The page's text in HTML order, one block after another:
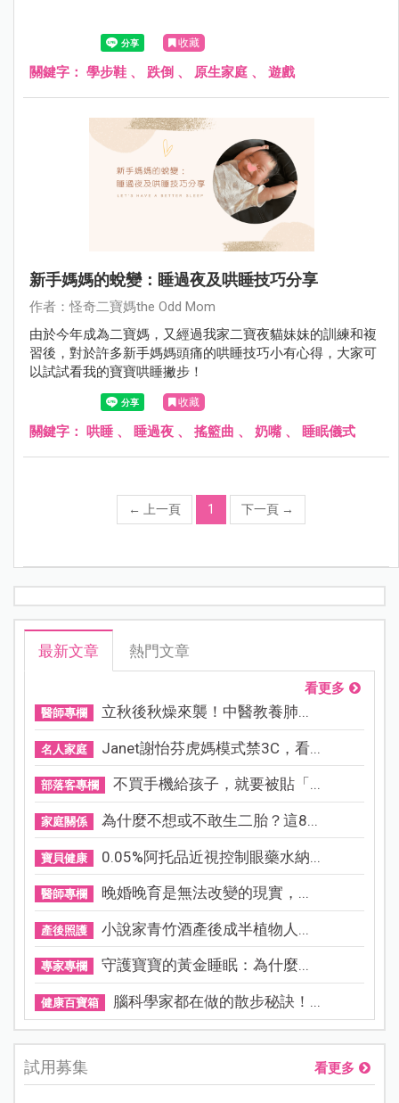
收藏
關鍵字： 學步鞋 、 跌倒 、 原生家庭 、 遊戲
新手媽媽的蛻變：睡過夜及哄睡技巧分享
作者：怪奇二寶媽the Odd Mom
由於今年成為二寶媽，又經過我家二寶夜貓妹妹的訓練和複
習後，對於許多新手媽媽頭痛的哄睡技巧小有心得，大家可
以試試看我的寶寶哄睡撇步！
收藏
關鍵字： 哄睡 、 睡過夜 、 搖籃曲 、 奶嘴、 睡眠儀式
← 上一頁 1 下一頁 →
最新文章 熱門文章
看更多
醫師專欄 立秋後秋燥來襲！中醫教養肺...
名人家庭 Janet謝怡芬虎媽模式禁3C，看...
部落客專欄 不買手機給孩子，就要被貼「...
家庭關係 為什麼不想或不敢生二胎？這8...
寶貝健康 0.05%阿托品近視控制眼藥水納...
醫師專欄 晚婚晚育是無法改變的現實，...
產後照護 小說家青竹酒產後成半植物人...
專家專欄 守護寶寶的黃金睡眠：為什麼...
健康百寶箱 腦科學家都在做的散步秘訣！...
試用募集 看更多